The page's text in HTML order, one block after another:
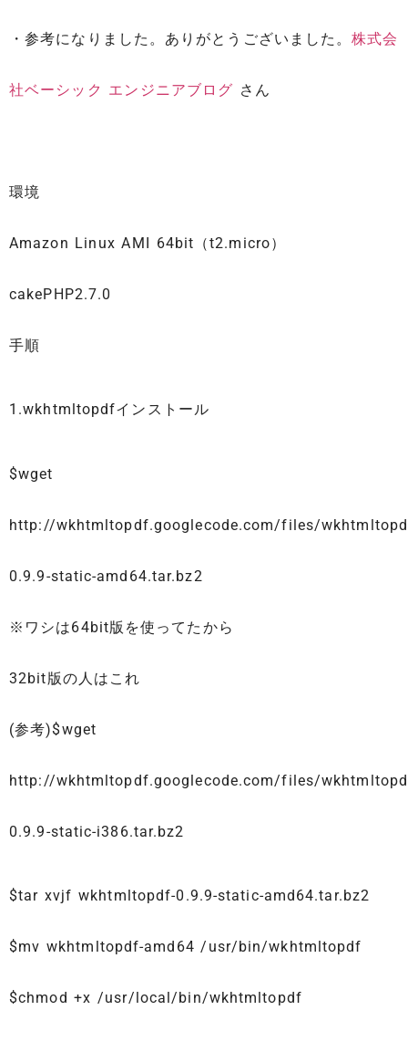
・参考になりました。ありがとうございました。株式会
社ベーシック エンジニアブログ さん
環境
Amazon Linux AMI 64bit（t2.micro）
cakePHP2.7.0
手順
1.wkhtmltopdfインストール
$wget
http://wkhtmltopdf.googlecode.com/files/
0.9.9-static-amd64.tar.bz2
※ワシは64bit版を使ってたから
32bit版の人はこれ
(参考)$wget
http://wkhtmltopdf.googlecode.com/files/
0.9.9-static-i386.tar.bz2
$tar xvjf wkhtmltopdf-0.9.9-static-amd64.tar.bz2
$mv wkhtmltopdf-amd64 /usr/bin/wkhtmltopdf
$chmod +x /usr/local/bin/wkhtmltopdf